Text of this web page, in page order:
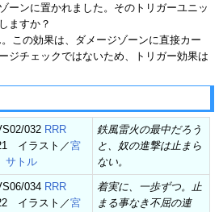
ーンに置かれました。そのトリガーユニッ
ますか？
この効果は、ダメージゾーンに直接カー
ジチェックではないため、トリガー効果は
032 RRR
イラスト／宮
トル
鉄風雷火の最中だろう
と、奴の進撃は止まら
ない。
034 RRR
イラスト／宮
着実に、一歩ずつ。止
まる事なき不屈の連